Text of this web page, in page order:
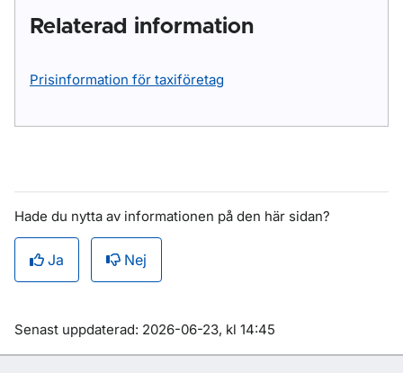
Relaterad information
Prisinformation för taxiföretag
Hade du nytta av informationen på den här sidan?
Ja Nej
Om sidan
Senast uppdaterad: 2026-06-23, kl 14:45